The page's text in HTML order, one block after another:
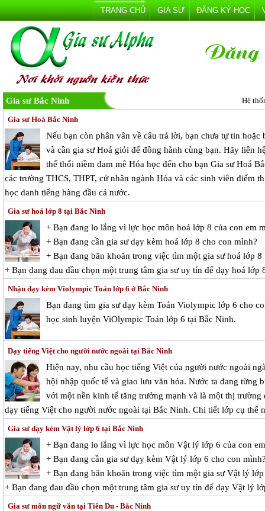
TRANG CHỦ GIA SƯ ĐĂNG KÝ HỌC
Gia sư Bắc Ninh Hệ
Gia sư Hoá Bắc Ninh
Nếu bạn còn phân vân về câu trả lời, bạn chưa tự tin
và cần gia sư Hoá giỏi để đồng hành cùng bạn. Hãy liên
thể thổi niềm đam mê Hóa học đến cho bạn Gia sư Hoá
các trường THCS, THPT, cử nhân ngành Hóa và các sinh viên điểm
học danh tiếng hàng đầu cả nước.
Gia sư hoá lớp 8 tại Bắc Ninh
+ Bạn đang lo lắng vì lực học môn hoá lớp 8 của con em
+ Bạn đang cần gia sư dạy kèm hoá lớp 8 cho con mình?
+ Bạn đang băn khoăn trong việc tìm một gia sư hoá lớp 8
+ Bạn đang đau đầu chọn một trung tâm gia sư uy tín để dạy hoá lớp
Nhận dạy kèm Violympic Toán lớp 6 ở Bắc Ninh
Bạn đang tìm gia sư dạy kèm Toán Violympic lớp 6 cho
học sinh luyện ViOlympic Toán lớp 6 tại Bắc Ninh.
Dạy tiếng Việt cho người nước ngoài tại Bắc Ninh
Hiện nay, nhu cầu học tiếng Việt của người nước ngoài
hội nhập quốc tế và giao lưu văn hóa. Nước ta đang từng
với một nền kinh tế tăng trưởng mạnh và là một thị
dạy tiếng Việt cho người nước ngoài tại Bắc Ninh. Chi tiết lớp cụ thể
Gia sư dạy kèm Vật lý lớp 6 tại Bắc Ninh
+ Bạn đang lo lắng vì lực học môn Vật lý lớp 6 của con
+ Bạn đang cần gia sư dạy kèm Vật lý lớp 6 cho con
+ Bạn đang băn khoăn trong việc tìm một gia sư Vật lý
+ Bạn đang đau đầu chọn một trung tâm gia sư uy tín để dạy Vật lý
Gia sư môn ngữ văn tại Tiên Du - Bắc Ninh